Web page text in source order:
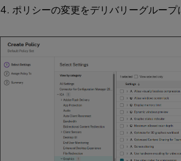
ポリシーの変更をデリバリーグループ